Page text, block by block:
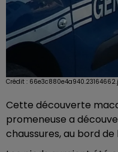
Crédit :
Cette découverte
promeneuse a
chaussures, au bord de